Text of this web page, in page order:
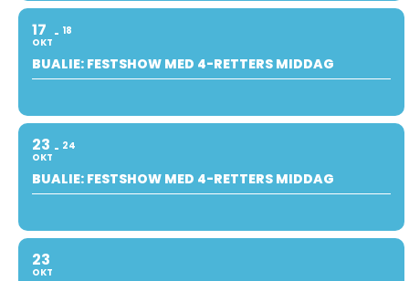
17
OKT
18
BUALIE: FESTSHOW MED 4-RETTERS MIDDAG
23
OKT
24
BUALIE: FESTSHOW MED 4-RETTERS MIDDAG
23
OKT